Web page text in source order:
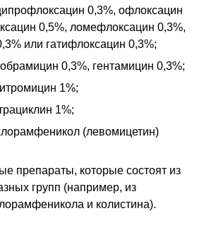
0,3%, офлоксацин
0,5%, ломефлоксацин 0,3%,
или гатифлоксацин 0,3%;
0,3%, гентамицин 0,3%;
1%;
1%;
(левомицетин)
препараты, которые состоят из
групп (например, из
и колистина).